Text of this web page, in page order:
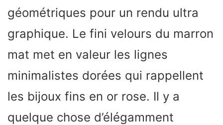
géométriques pour un rendu ultra
graphique. Le fini velours du marron
mat met en valeur les lignes
minimalistes dorées qui rappellent
les bijoux fins en or rose. Il y a
quelque chose d’élégamment